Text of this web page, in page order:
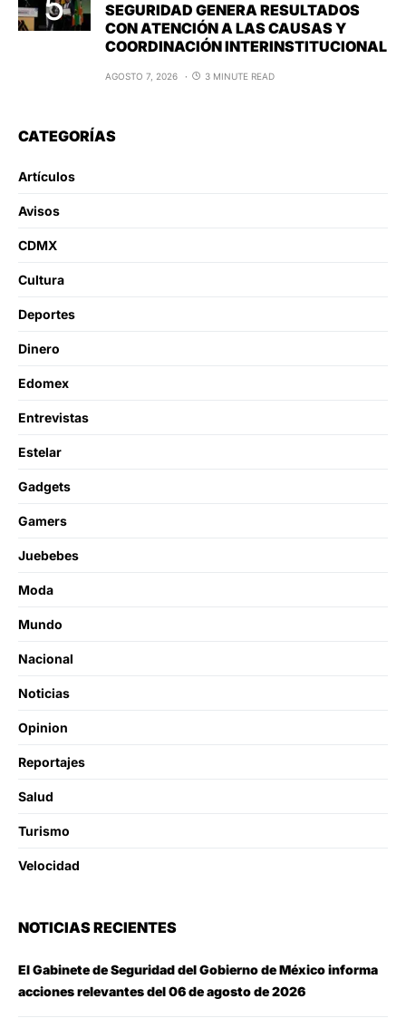
SEGURIDAD GENERA RESULTADOS
CON ATENCIÓN A LAS CAUSAS Y
COORDINACIÓN INTERINSTITUCIONAL
AGOSTO 7, 2026 3 MINUTE READ
CATEGORÍAS
Artículos
Avisos
CDMX
Cultura
Deportes
Dinero
Edomex
Entrevistas
Estelar
Gadgets
Gamers
Juebebes
Moda
Mundo
Nacional
Noticias
Opinion
Reportajes
Salud
Turismo
Velocidad
NOTICIAS RECIENTES
El Gabinete de Seguridad del Gobierno de México informa
acciones relevantes del 06 de agosto de 2026